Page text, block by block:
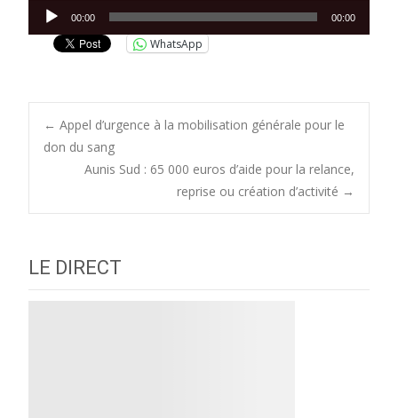
Lecteur
audio
00:00 00:00
WhatsApp
Post
navigation
← Appel d’urgence à la mobilisation générale pour le
don du sang
Aunis Sud : 65 000 euros d’aide pour la relance,
reprise ou création d’activité →
LE DIRECT